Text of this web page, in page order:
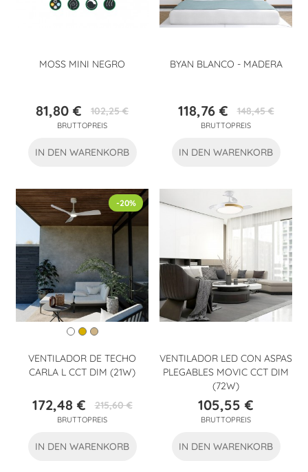
MOSS MINI NEGRO
Preis
81,80 € Verkaufspreis
102,25 €
BRUTTOPREIS
IN DEN WARENKORB
BYAN BLANCO - MADERA
Preis
118,76 €Verkaufspreis
148,45 €
BRUTTOPREIS
IN DEN WARENKORB
VENTILADOR DE TECHO
CARLA L CCT DIM (21W)
Preis
172,48 €Verkaufspreis
215,60 €
BRUTTOPREIS
-20%
IN DEN WARENKORB
VENTILADOR LED CON ASPAS
PLEGABLES MOVIC CCT DIM
(72W)
Preis
105,55 €
BRUTTOPREIS
IN DEN WARENKORB